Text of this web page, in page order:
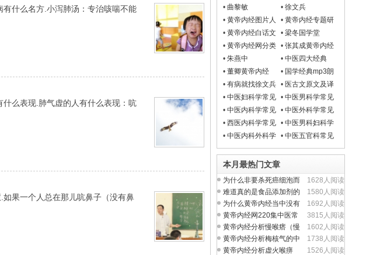
什么名方.小泻肺汤：专治咳喘不能
么表现.肺气虚的人有什么表现：吭
果一个人总在那儿吭鼻子（没有鼻
生法
• 曲黎敏 • 徐文兵
• 黄帝内经图片人
物
• 黄帝内经专题研
究
• 黄帝内经白话文 • 梁冬国学堂
• 黄帝内经网分类
目录导航
• 张其成黄帝内经
讲座
• 朱燕中 • 中医四大经典
mp3朗读
• 董卿黄帝内经 • 国学经典mp3朗
读
• 有病就找徐文兵 • 医古文原文及译
文翻译
• 中医妇科学常见
病
• 中医男科学常见
病
• 中医内科学常见
病
• 中医外科学常见
病
• 西医内科学常见
病
• 中医男科妇科学
常见疾病
• 中医内科外科学
常见疾病
• 中医五官科常见
病
本月最热门文章
1628人阅读
为什么非要杀死癌细泡而
不从提升人体正气入
1580人阅读
难道真的是食品添加剂的
问题吗？
1692人阅读
为什么黄帝内经当中没有
完整的方剂学内容？
3815人阅读
黄帝内经网220集中医常
见病视频全集
1602人阅读
黄帝内经分析慢喉瘩（慢
性喉炎）的中医养生
1738人阅读
黄帝内经分析梅核气的中
医养生治疗与食疗
1526人阅读
黄帝内经分析虚火喉痹